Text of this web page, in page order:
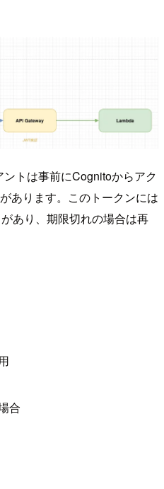
トは事前にCognitoからアク
あります。このトークンには
あり、期限切れの場合は再
合